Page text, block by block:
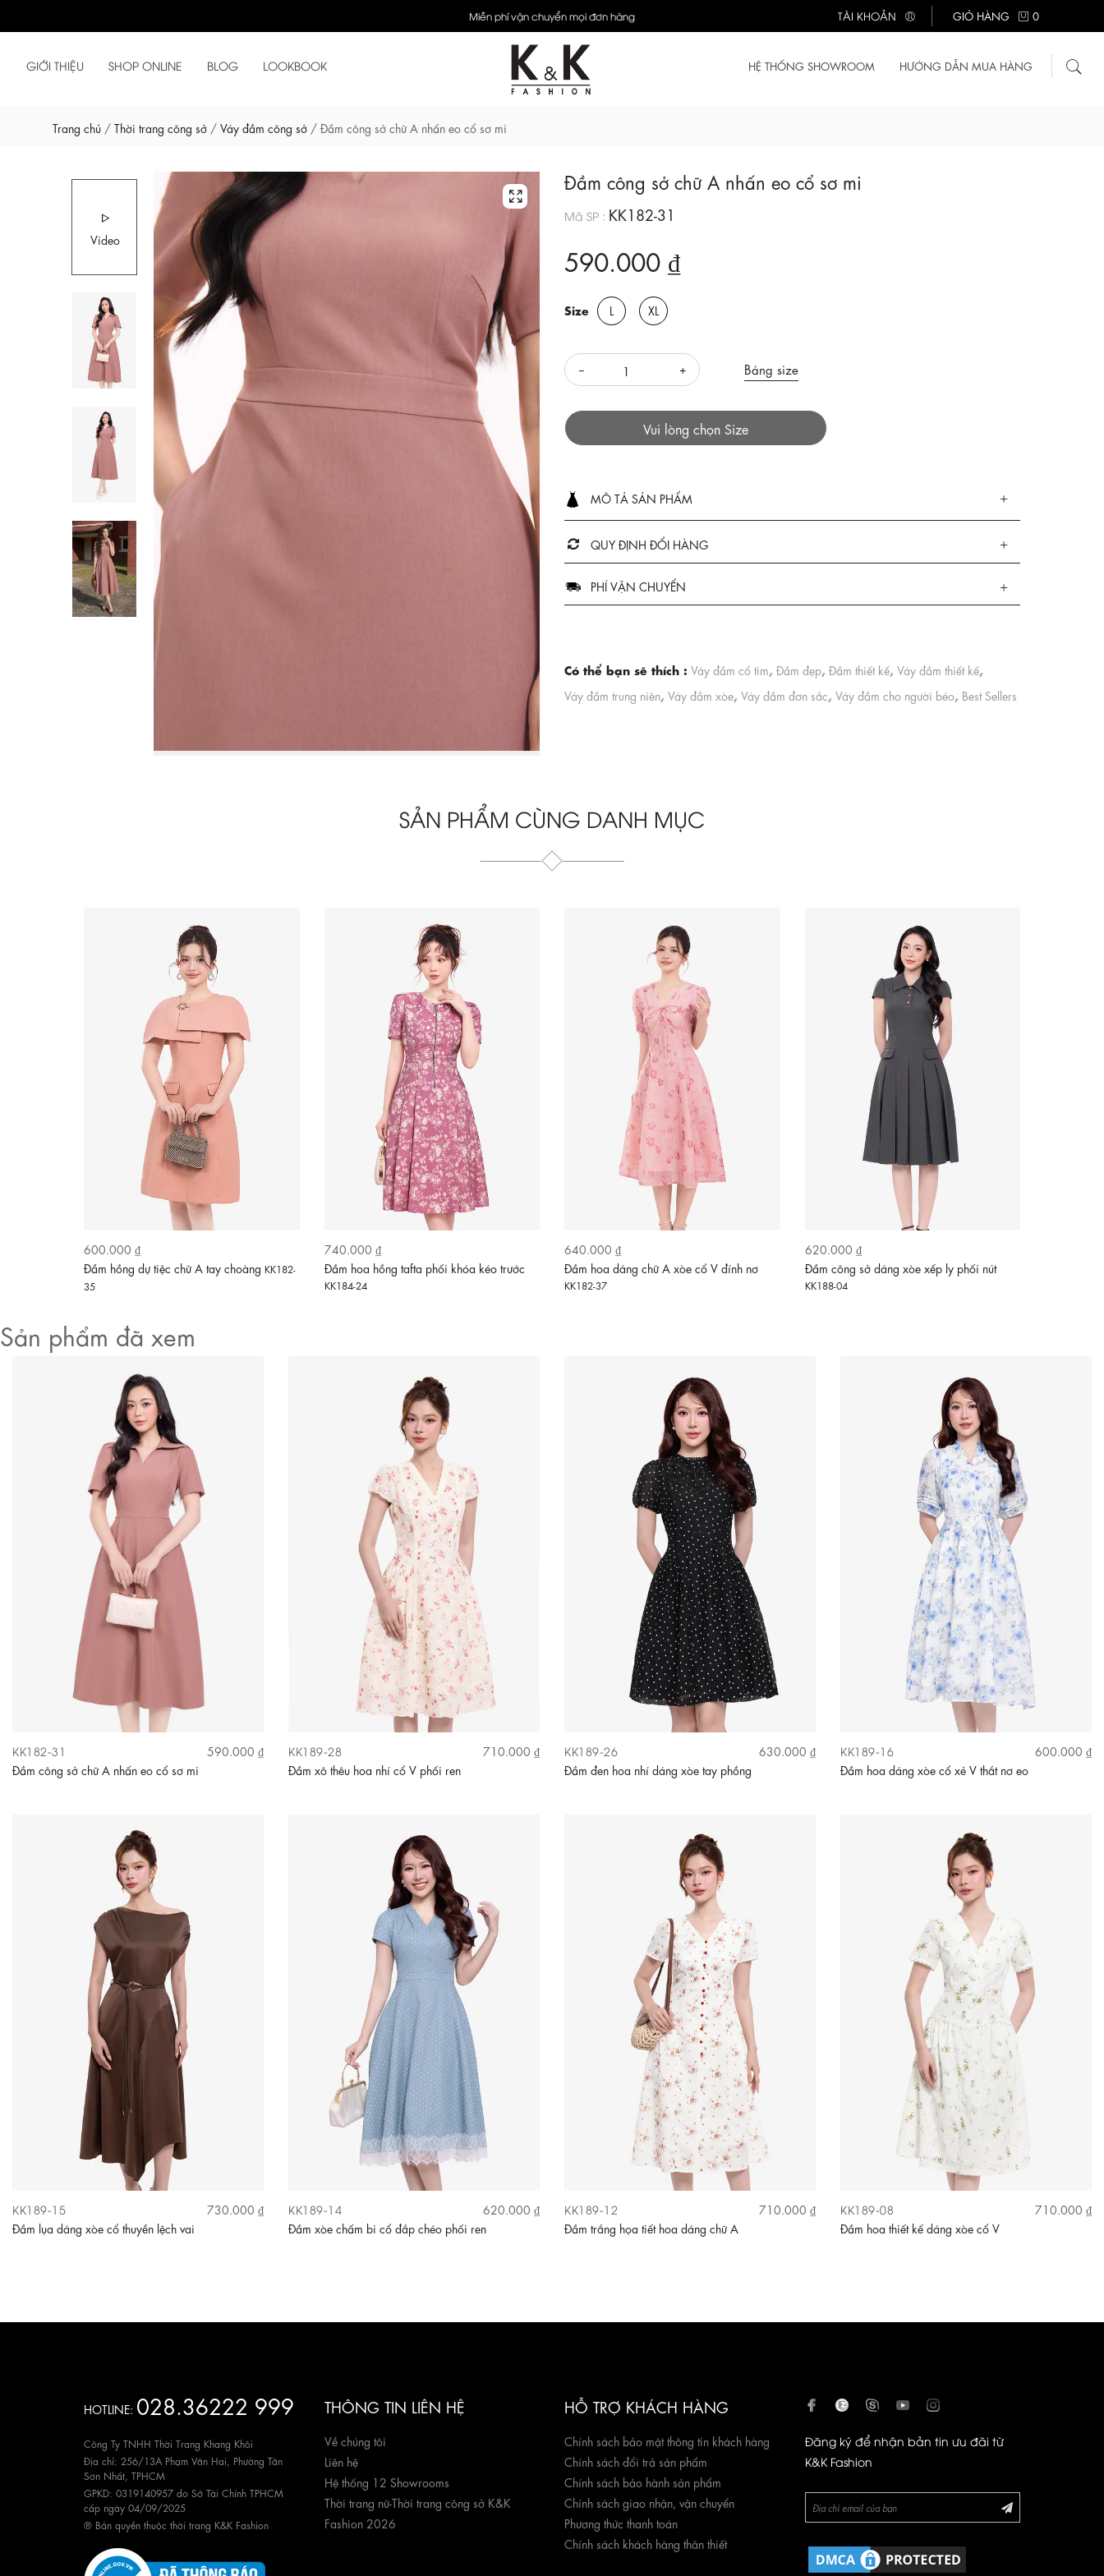
Miễn phí vận chuyển mọi đơn hàng TÀI KHOẢN GIỎ HÀNG 0
GIỚI THIỆU SHOP ONLINE BLOG LOOKBOOK HỆ THỐNG SHOWROOM HƯỚNG DẪN MUA HÀNG
Trang chủ / Thời trang công sở / Váy đầm công sở / Đầm công sở chữ A nhấn eo cổ sơ mi
Video
Video
Đầm công sở chữ A nhấn eo cổ sơ mi
Mã SP : KK182-31
590.000 ₫
Size L XL
Bảng size
Vui lòng chọn Size
MÔ TẢ SẢN PHẨM
QUY ĐỊNH ĐỔI HÀNG
PHÍ VẬN CHUYỂN
Có thể bạn sẽ thích : Váy đầm cổ tim, Đầm đẹp, Đầm thiết kế, Váy đầm thiết kế,
Váy đầm trung niên, Váy đầm xòe, Váy đầm đơn sắc, Váy đầm cho người béo, Best Sellers
SẢN PHẨM CÙNG DANH MỤC
600.000 ₫
Đầm hồng dự tiệc chữ A tay choàng KK182-
35
740.000 ₫
Đầm hoa hồng tafta phối khóa kéo trước
KK184-24
640.000 ₫
Đầm hoa dáng chữ A xòe cổ V đính nơ
KK182-37
620.000 ₫
Đầm công sở dáng xòe xếp ly phối nút
KK188-04
Sản phẩm đã xem
KK182-31
590.000 ₫
Đầm công sở chữ A nhấn eo cổ sơ mi
KK189-28
710.000 ₫
Đầm xô thêu hoa nhí cổ V phối ren
KK189-26
630.000 ₫
Đầm đen hoa nhí dáng xòe tay phồng
KK189-16
600.000 ₫
Đầm hoa dáng xòe cổ xẻ V thắt nơ eo
KK189-15
730.000 ₫
Đầm lụa dáng xòe cổ thuyền lệch vai
KK189-14
620.000 ₫
Đầm xòe chấm bi cổ đắp chéo phối ren
KK189-12
710.000 ₫
Đầm trắng họa tiết hoa dáng chữ A
KK189-08
710.000 ₫
Đầm hoa thiết kế dáng xòe cổ V
HOTLINE: 028.36222 999
Công Ty TNHH Thời Trang Khang Khôi
Địa chỉ: 256/13A Phạm Văn Hai, Phường Tân
Sơn Nhất, TPHCM
GPKD: 0319140957 do Sở Tài Chính TPHCM
cấp ngày 04/09/2025
® Bản quyền thuộc thời trang K&K Fashion
THÔNG TIN LIÊN HỆ
Về chúng tôi
Liên hệ
Hệ thống 12 Showrooms
Thời trang nữ-Thời trang công sở K&K
Fashion 2026
HỖ TRỢ KHÁCH HÀNG
Chính sách bảo mật thông tin khách hàng
Chính sách đổi trả sản phẩm
Chính sách bảo hành sản phẩm
Chính sách giao nhận, vận chuyển
Phương thức thanh toán
Chính sách khách hàng thân thiết
Đăng ký để nhận bản tin ưu đãi từ
K&K Fashion